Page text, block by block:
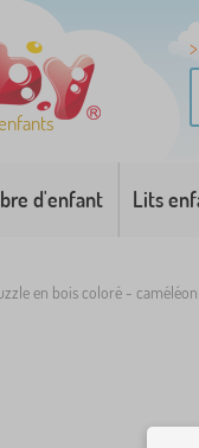
d'enfant Lits
en bois coloré - caméléon